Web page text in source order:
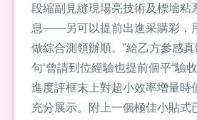
段縮副見縫現場亮技術及標墻粘
息——另可以提前出進采購彩，
做綜合測領辦順。”給乙方參感
句‘曾請到位經驗也提前個平“驗
進度評框末上對超小效率增量時
充分展示。附上一個極佳小貼式